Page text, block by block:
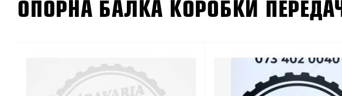
ОПОРНА БАЛКА КОРОБКИ ПЕРЕДАЧ